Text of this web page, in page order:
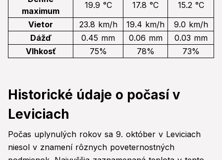
maximum
19.9 °C 17.8 °C
15.2 °C
Vietor
23.8 km/h 19.4 km/h
9.0 km/h
Dážď
0.45 mm 0.06 mm
0.03 mm
Vlhkosť
75% 78% 73%
Historické údaje o počasí v
Leviciach
Počas uplynulých rokov sa 9. október v Leviciach
niesol v znamení rôznych poveternostných